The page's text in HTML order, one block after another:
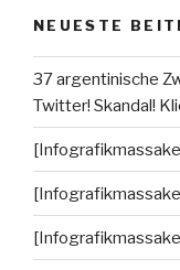
NEUESTE
37 argentinische
Twitter! Skandal!